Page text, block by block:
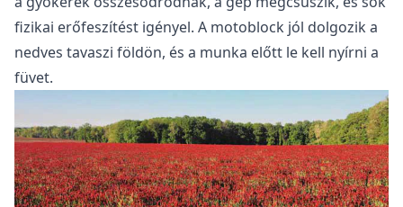
fizikai erőfeszítést igényel. A motoblock jól dolgozik a
nedves tavaszi földön, és a munka előtt le kell nyírni a
füvet.